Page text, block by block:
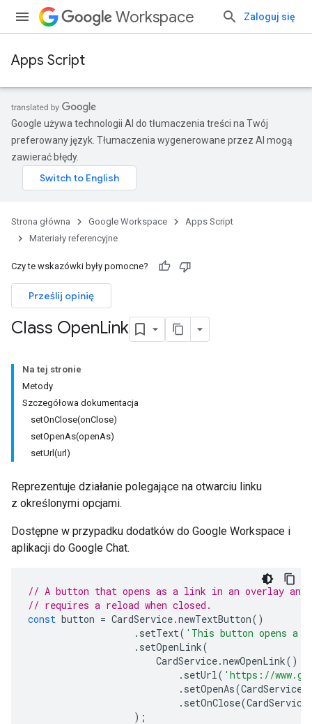
Workspace Zaloguj się
Apps Script
Google używa technologii AI do tłumaczenia treści na Twój
preferowany język. Tłumaczenia wygenerowane przez AI mogą
zawierać błędy.
Strona główna Google Workspace
Apps Script
Materiały referencyjne
Czy te wskazówki były pomocne?
Prześlij opinię
Class OpenLink
Na tej stronie
Metody
Szczegółowa dokumentacja
setOnClose(onClose)
setOpenAs(openAs)
setUrl(url)
Reprezentuje działanie polegające na otwarciu linku
z określonymi opcjami.
Dostępne w przypadku dodatków do Google Workspace i
aplikacji do Google Chat.
// A button that opens as a link in an overlay and
// requires a reload when closed.
const button = CardService.newTextButton()
. setText( 'This button opens a
. setOpenLink(
CardService.newOpenLink()
. setUrl( 'https://
. setOpenAs(CardService
. setOnClose(CardService
);